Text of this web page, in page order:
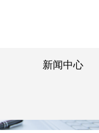
新闻中心